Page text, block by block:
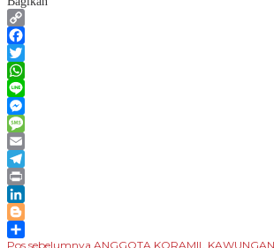
Copy
Link
Facebook
Twitter
WhatsApp
Line
Messenger
Message
Email
Telegram
Print
LinkedIn
Blogger
Pos sebelumnya ANGGOTA KORAMIL